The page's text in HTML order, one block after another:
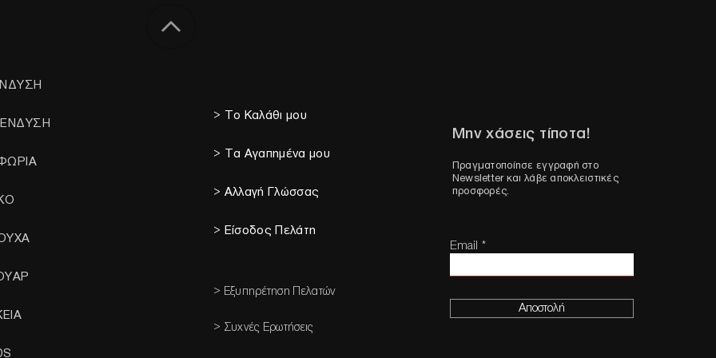
> Το Καλάθι μου
> Τα Αγαπημένα μου
> Αλλαγή Γλώσσας
> Είσοδος Πελάτη
> Εξυπηρέτηση Πελατών
> Συχνές Ερωτήσεις
Μην χάσεις τίποτα!
Πραγματοποίησε εγγραφή στο
Newsletter και λάβε αποκλειστικές
προσφορές.
Email
Αποστολή